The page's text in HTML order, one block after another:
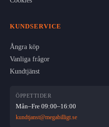
KUNDSERVICE
Ångra köp
Vanliga frågor
Kundtjänst
ÖPPETTIDER
Mån–Fre 09:00–16:00
kundtjanst@megabilligt.se